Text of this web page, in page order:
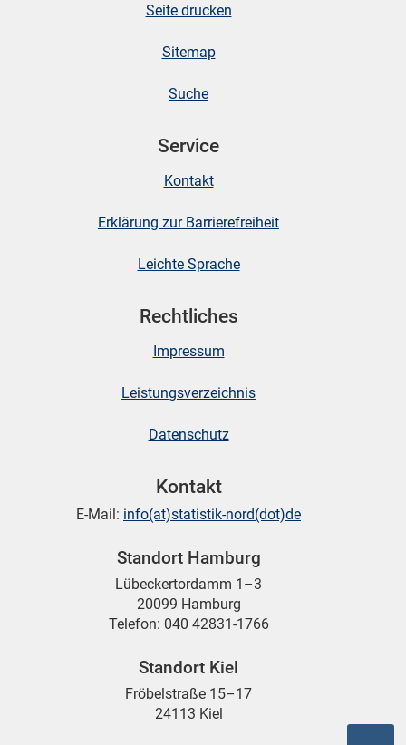
Seite drucken
Sitemap
Suche
Service
Kontakt
Erklärung zur Barrierefreiheit
Leichte Sprache
Rechtliches
Impressum
Leistungsverzeichnis
Datenschutz
Kontakt
E-Mail: info(at)statistik-nord(dot)de
Standort Hamburg
Lübeckertordamm 1–3
20099 Hamburg
Telefon: 040 42831-1766
Standort Kiel
Fröbelstraße 15–17
24113 Kiel